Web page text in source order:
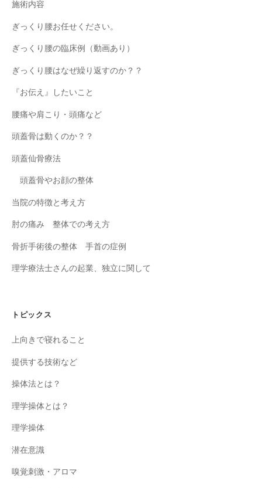
施術内容
ぎっくり腰お任せください。
ぎっくり腰の臨床例（動画あり）
ぎっくり腰はなぜ繰り返すのか？？
『お伝え』したいこと
腰痛や肩こり・頭痛など
頭蓋骨は動くのか？？
頭蓋仙骨療法
頭蓋骨やお顔の整体
当院の特徴と考え方
肘の痛み 整体での考え方
骨折手術後の整体 手首の症例
理学療法士さんの起業、独立に関して
トピックス
上向きで寝れること
提供する技術など
操体法とは？
理学操体とは？
理学操体
潜在意識
嗅覚刺激・アロマ